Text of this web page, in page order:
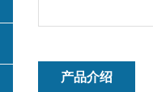
产品介绍